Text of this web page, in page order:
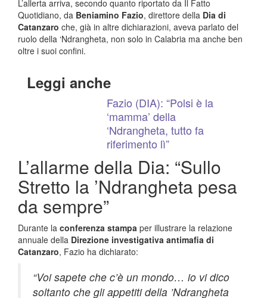
L’allerta arriva, secondo quanto riportato da Il Fatto
Quotidiano, da Beniamino Fazio, direttore della Dia di
Catanzaro che, già in altre dichiarazioni, aveva parlato del
ruolo della ‘Ndrangheta, non solo in Calabria ma anche ben
oltre i suoi confini.
Leggi anche
Fazio (DIA): “Polsi è la
‘mamma’ della
‘Ndrangheta, tutto fa
riferimento lì”
L’allarme della Dia: “Sullo
Stretto la ’Ndrangheta pesa
da sempre”
Durante la conferenza stampa per illustrare la relazione
annuale della Direzione investigativa antimafia di
Catanzaro, Fazio ha dichiarato:
“Voi sapete che c’è un mondo… io vi dico
soltanto che gli appetiti della ’Ndrangheta